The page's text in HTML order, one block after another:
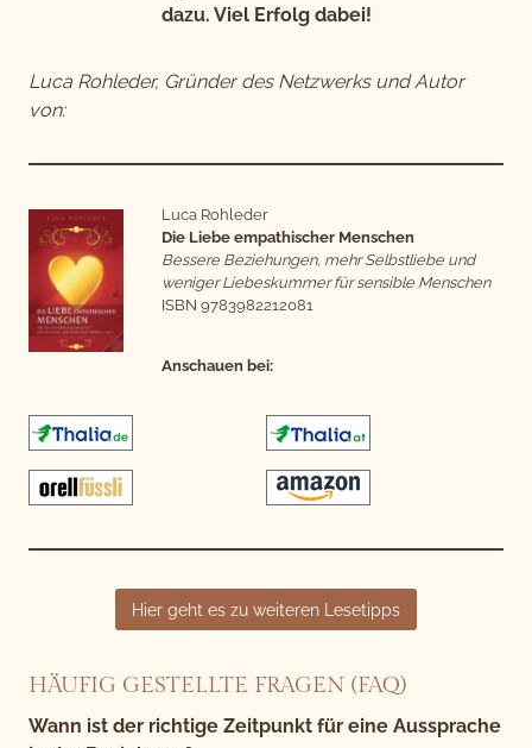
dazu. Viel Erfolg dabei!
Luca Rohleder, Gründer des Netzwerks und Autor
von:
Luca Rohleder
Die Liebe empathischer Menschen
Bessere Beziehungen, mehr Selbstliebe und
weniger Liebeskummer für sensible Menschen
ISBN 9783982212081
Anschauen bei:
Hier geht es zu weiteren Lesetipps
HÄUFIG GESTELLTE FRAGEN (FAQ)
Wann ist der richtige Zeitpunkt für eine Aussprache